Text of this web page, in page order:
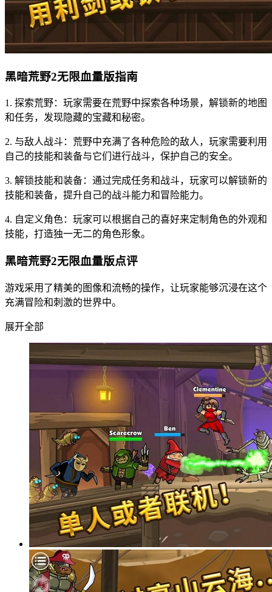
黑暗荒野2无限血量版指南
1. 探索荒野：玩家需要在荒野中探索各种场景，解锁新的地图
和任务，发现隐藏的宝藏和秘密。
2. 与敌人战斗：荒野中充满了各种危险的敌人，玩家需要利用
自己的技能和装备与它们进行战斗，保护自己的安全。
3. 解锁技能和装备：通过完成任务和战斗，玩家可以解锁新的
技能和装备，提升自己的战斗能力和冒险能力。
4. 自定义角色：玩家可以根据自己的喜好来定制角色的外观和
技能，打造独一无二的角色形象。
黑暗荒野2无限血量版点评
游戏采用了精美的图像和流畅的操作，让玩家能够沉浸在这个
充满冒险和刺激的世界中。
展开全部